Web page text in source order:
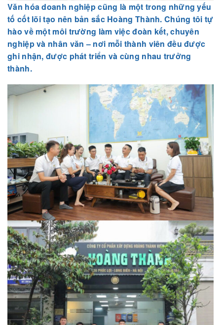
Văn hóa doanh nghiệp cũng là một trong những yếu
tố cốt lõi tạo nên bản sắc Hoàng Thành. Chúng tôi tự
hào về một môi trường làm việc đoàn kết, chuyên
nghiệp và nhân văn – nơi mỗi thành viên đều được
ghi nhận, được phát triển và cùng nhau trưởng
thành.